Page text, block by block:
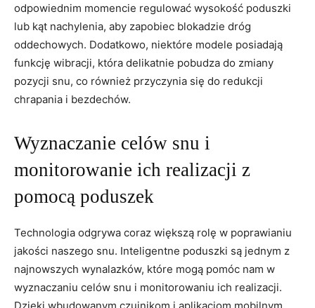
odpowiednim momencie regulować wysokość ⁢poduszki
‍lub kąt nachylenia,‌ aby⁤ zapobiec blokadzie dróg
‍oddechowych. Dodatkowo, niektóre⁢ modele posiadają
funkcję wibracji, która delikatnie pobudza do zmiany
pozycji snu, co również przyczynia się do redukcji​
chrapania‌ i bezdechów.
Wyznaczanie celów snu ⁤i
monitorowanie ich realizacji z
pomocą poduszek
Technologia odgrywa coraz większą rolę w poprawianiu
jakości naszego snu. Inteligentne poduszki są jednym z
najnowszych wynalazków, które ⁢mogą pomóc nam w
wyznaczaniu celów ⁢snu ⁤i monitorowaniu ich‍ realizacji.